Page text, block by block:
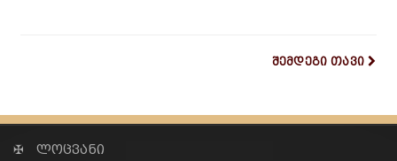
შემდეგი თავი
✠ ლოცვანი